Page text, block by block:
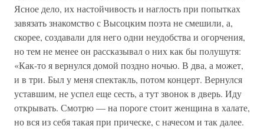
Ясное дело, их настойчивость и наглость при попытках
завязать знакомство с Высоцким поэта не смешили, а,
скорее, создавали для него одни неудобства и огорчения,
но тем не менее он рассказывал о них как бы полушутя:
«Как-то я вернулся домой поздно ночью. В два, а может,
и в три. Был у меня спектакль, потом концерт. Вернулся
уставшим, не успел еще сесть, а тут звонок в дверь. Иду
открывать. Смотрю — на пороге стоит женщина в халате,
но вся из себя такая при прическе, с начесом и так далее.